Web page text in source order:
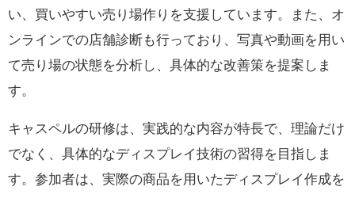
い、買いやすい売り場作りを支援しています。また、オ
ンラインでの店舗診断も行っており、写真や動画を用い
て売り場の状態を分析し、具体的な改善策を提案しま
す。
キャスペルの研修は、実践的な内容が特長で、理論だけ
でなく、具体的なディスプレイ技術の習得を目指しま
す。参加者は、実際の商品を用いたディスプレイ作成を